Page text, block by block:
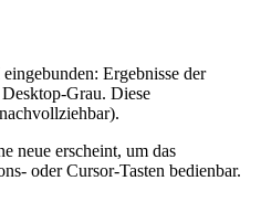
Ergebnisse der
Grau. Diese
neue erscheint, um das
oder Cursor-Tasten bedienbar.